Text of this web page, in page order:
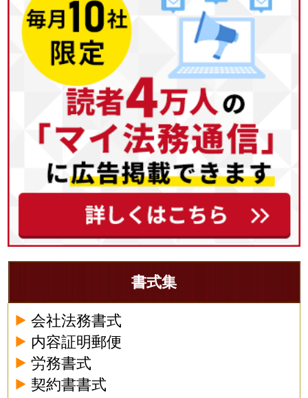
書式集
会社法務書式
内容証明郵便
労務書式
契約書書式